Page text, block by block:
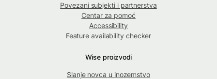
Povezani subjekti i partnerstva
Centar za pomoć
Accessibility
Feature availability checker
Wise proizvodi
Slanje novca u inozemstvo